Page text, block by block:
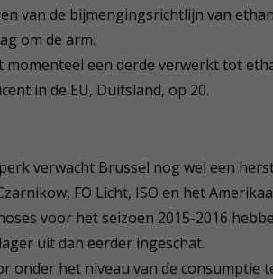
van de bijmengingsrichtlijn van
om de arm.
momenteel een derde verwerkt tot
in de EU, Duitsland, op 20.
verwacht Brussel nog wel een
FO Licht, ISO en het
voor het seizoen 2015-2016
uit dan eerder ingeschat.
onder het niveau van de consumptie